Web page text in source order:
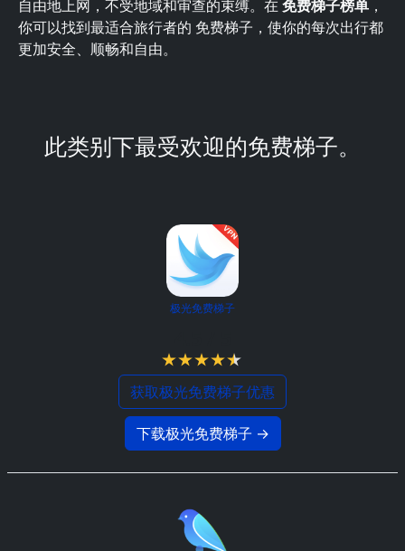
自由地上网，不受地域和审查的束缚。在 免费梯子榜单 ，
你可以找到最适合旅行者的 免费梯子，使你的每次出行都
更加安全、顺畅和自由。
此类别下最受欢迎的免费梯子。
极光免费梯子
获取极光免费梯子优惠
下载极光免费梯子 →